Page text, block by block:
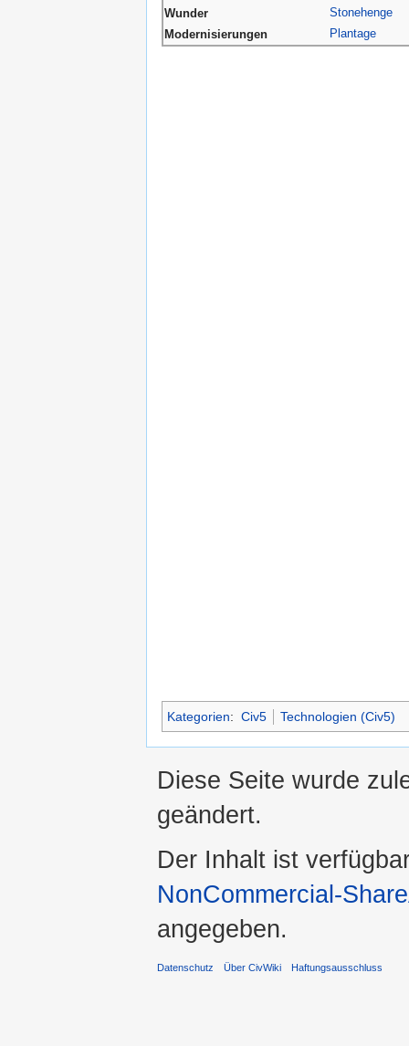
Wunder
Stonehenge
Modernisierungen
Plantage
Kategorien: Civ5 Technologien (Civ5)
Diese Seite wurde
geändert.
Der Inhalt ist
NonCommercial-
angegeben.
Datenschutz Über CivWiki Haftungsausschluss